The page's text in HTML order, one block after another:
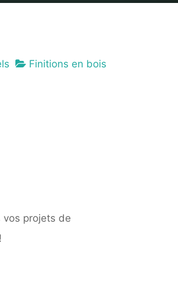
Finitions en bois
vos projets de